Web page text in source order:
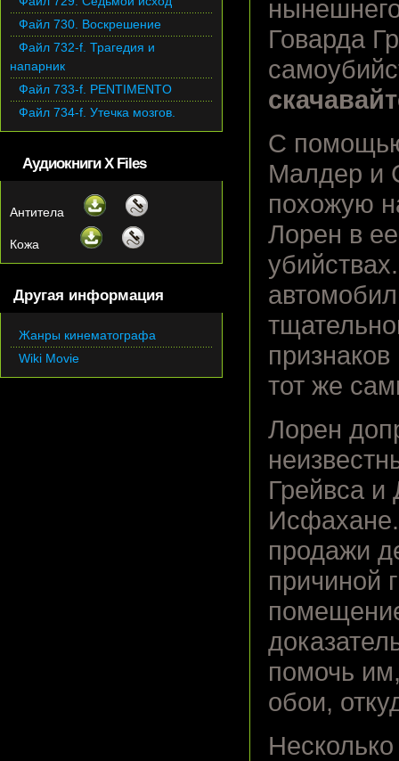
Говарда
С
Малдер и
похожую
Лорен в
тот же
Лорен
Грейвса и
продажи
причиной
помочь
обои,
Файл 730. Воскрешение
Файл 732-f. Трагедия и
напарник
Файл 733-f. PENTIMENTO
Файл 734-f. Утечка мозгов.
Аудиокниги X Files
Антитела
Кожа
Другая информация
Жанры кинематографа
Wiki Movie